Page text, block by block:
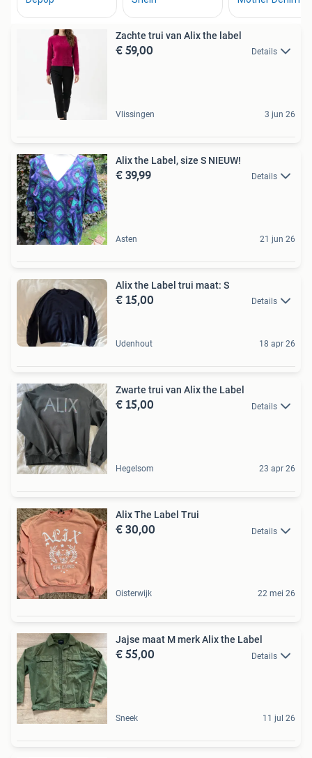
Zachte trui van Alix the label
€ 59,00 Details
Vlissingen 3 jun 26
Alix the Label, size S NIEUW!
€ 39,99 Details
Asten 21 jun 26
Alix the Label trui maat: S
€ 15,00 Details
Udenhout 18 apr 26
Zwarte trui van Alix the Label
€ 15,00 Details
Hegelsom 23 apr 26
Alix The Label Trui
€ 30,00 Details
Oisterwijk 22 mei 26
Jajse maat M merk Alix the Label
€ 55,00 Details
Sneek 11 jul 26